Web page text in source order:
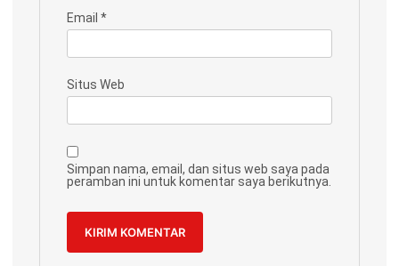
Email *
Situs Web
Simpan nama, email, dan situs web saya pada
peramban ini untuk komentar saya berikutnya.